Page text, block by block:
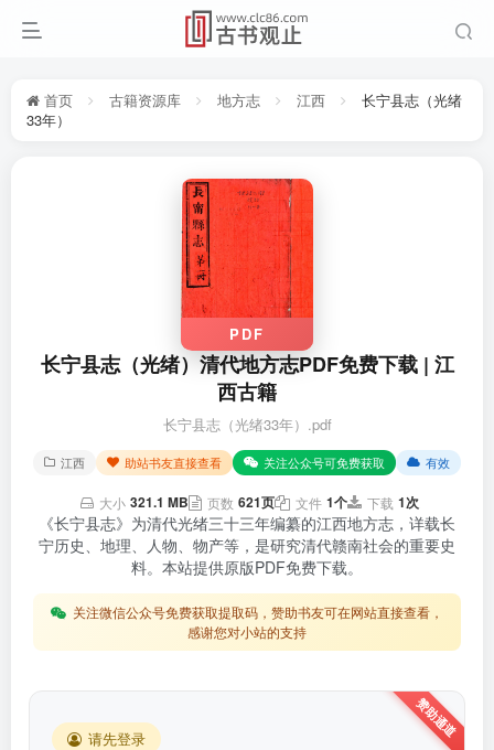
首页 古籍资源库 地方志 江西
长宁县志（光绪
33年）
PDF
长宁县志（光绪）清代地方志PDF免费下载 | 江
西古籍
长宁县志（光绪33年）.pdf
江西 助站书友直接查看 关注公众号可免费获取 有效
大小 321.1 MB 页数 621页 文件 1个 下载 1次
《长宁县志》为清代光绪三十三年编纂的江西地方志，详载长
宁历史、地理、人物、物产等，是研究清代赣南社会的重要史
料。本站提供原版PDF免费下载。
关注微信公众号免费获取提取码，赞助书友可在网站直接查看，
感谢您对小站的支持
请先登录